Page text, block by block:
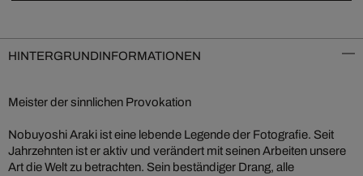
HINTERGRUNDINFORMATIONEN
Meister der sinnlichen Provokation
Nobuyoshi Araki ist eine lebende Legende der Fotografie. Seit
Jahrzehnten ist er aktiv und verändert mit seinen Arbeiten unsere
Art die Welt zu betrachten. Sein beständiger Drang, alle